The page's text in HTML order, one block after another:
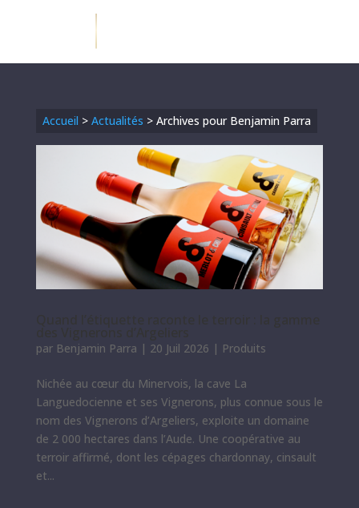
Accueil > Actualités > Archives pour Benjamin Parra
par Benjamin Parra | 20 Juil 2026 | Produits
Nichée au cœur du Minervois, la cave La
Languedocienne et ses Vignerons, plus connue sous le
nom des Vignerons d’Argeliers, exploite un domaine
de 2 000 hectares dans l’Aude. Une coopérative au
terroir affirmé, dont les cépages chardonnay, cinsault
et...